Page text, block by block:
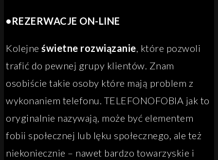
•REZERWACJE ON-LINE
Kolejneświetne rozwiązanie, które pozwoli
trafić do pewnej grupy klientów. Znam
osobiście takie osoby które mają problem z
wykonaniem telefonu. TELEFONOFOBIA jak to
oryginalnie nazywają, może być elementem
fobii społecznej lub lęku społecznego, ale też
niekoniecznie – nawet bardzo towarzyskie i